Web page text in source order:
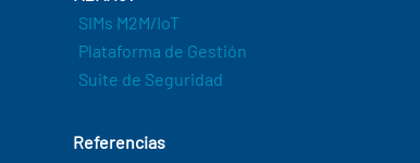
SIMs M2M/IoT
Plataforma de Gestión
Suite de Seguridad
Referencias